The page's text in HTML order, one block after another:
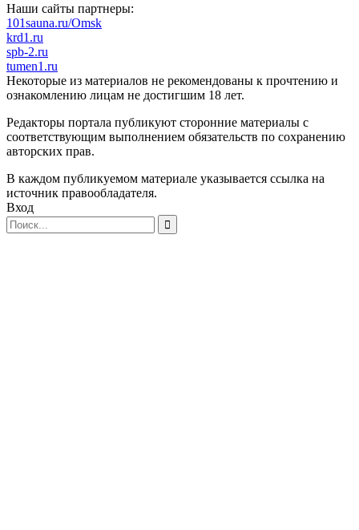
Наши сайты партнеры:
101sauna.ru/Omsk
krd1.ru
spb-2.ru
tumen1.ru
Некоторые из материалов не рекомендованы к прочтению и
ознакомлению лицам не достигшим 18 лет.
Редакторы портала публикуют сторонние материалы с
соответствующим выполнением обязательств по сохранению
авторских прав.
В каждом публикуемом материале указывается ссылка на
источник правообладателя.
Вход